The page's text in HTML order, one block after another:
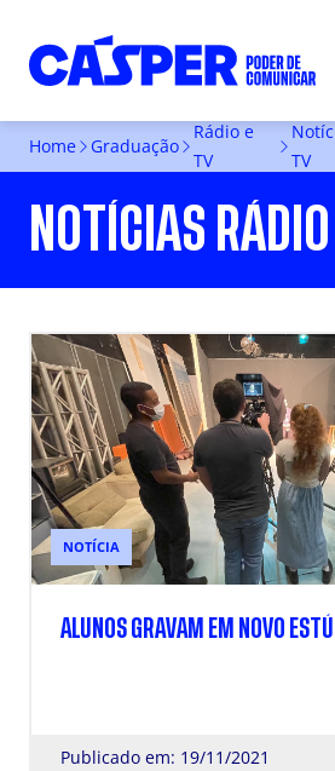
Home Graduação
Rádio e
TV
TV
NOTÍCIAS
NOTÍCIA
ALUNOS GRAVAM EM NOVO
Publicado em: 19/11/2021